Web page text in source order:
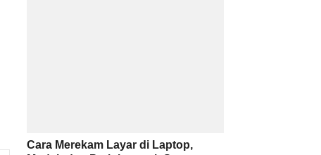
Cara Merekam Layar di Laptop,